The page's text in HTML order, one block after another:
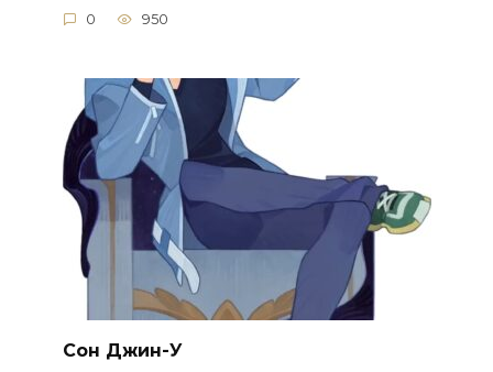
0 950
Сон Джин-У